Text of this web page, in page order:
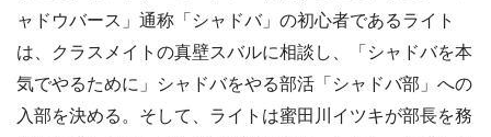
ャドウバース」通称「シャドバ」の初心者であるライト
は、クラスメイトの真壁スバルに相談し、「シャドバを本
気でやるために」シャドバをやる部活「シャドバ部」への
入部を決める。そして、ライトは蜜田川イツキが部長を務